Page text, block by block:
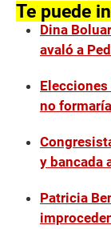
Te puede
Dina
avaló a
no
y bancada
Patricia